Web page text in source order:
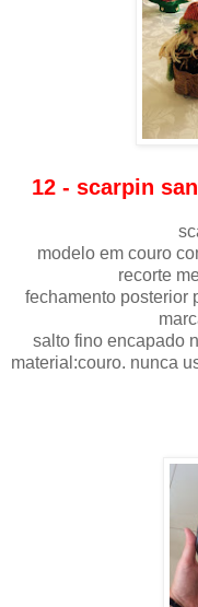
12 - scarpin
modelo em couro
recorte
fechamento posterior
salto fino encapado
material:couro. nunca